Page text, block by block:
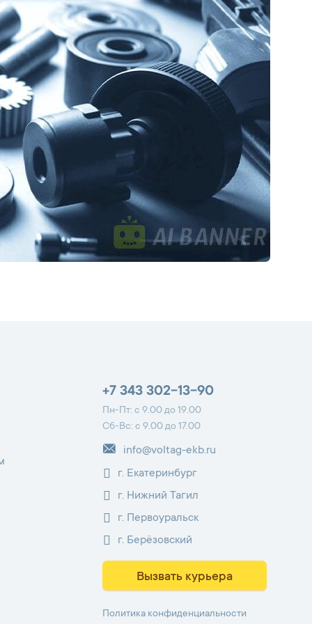
+7 343 302-13-90
Пн-Пт: с 9.00 до 19.00
Сб-Вс: с 9.00 до 17.00
info@voltag-ekb.ru
г. Екатеринбург
г. Нижний Тагил
г. Первоуральск
г. Берёзовский
Вызвать курьера
Политика конфиденциальности